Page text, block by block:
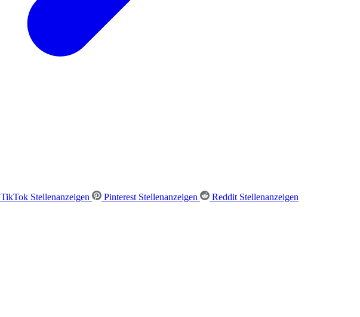
TikTok Stellenanzeigen Pinterest Stellenanzeigen
Reddit Stellenanzeigen